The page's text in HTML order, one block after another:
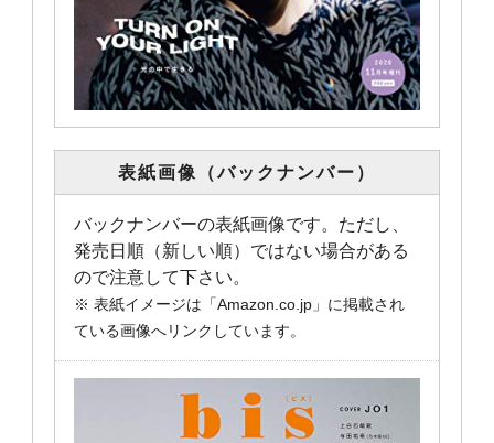
表紙画像（バックナンバー）
バックナンバーの表紙画像です。ただし、
発売日順（新しい順）ではない場合がある
ので注意して下さい。
※ 表紙イメージは「Amazon.co.jp」に掲載され
ている画像へリンクしています。